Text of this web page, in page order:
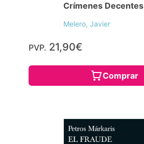
Crímenes Decentes
Melero, Javier
PVP. 21,90€
Comprar